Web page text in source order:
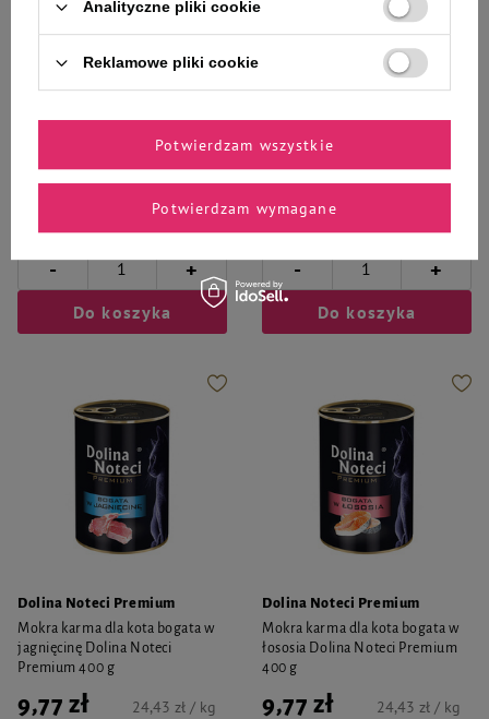
Dolina Noteci Premium
Mokra karma dla kota filet z
Najniższa cena z 30 dni przed
6,99 zł 82,24 zł / kg
- +
Do koszyka
Dolina Noteci Premium
Mokra karma dla kota filet z
Najniższa cena z 30 dni przed
obniżką
6,99 zł 82,24 zł / kg
- +
Do koszyka
Dolina Noteci Premium
Mokra karma dla kota bogata w
jagnięcinę Dolina Noteci
Premium 400 g
9,77 zł 24,43 zł / kg
Dolina Noteci Premium
Mokra karma dla kota bogata w
łososia Dolina Noteci Premium
400 g
9,77 zł 24,43 zł / kg
Analityczne pliki cookie
Reklamowe pliki cookie
Potwierdzam wymagane
Potwierdzam wszystkie